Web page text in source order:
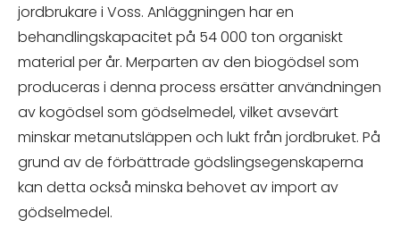
jordbrukare i Voss. Anläggningen har en
behandlingskapacitet på 54 000 ton organiskt
material per år. Merparten av den biogödsel som
produceras i denna process ersätter användningen
av kogödsel som gödselmedel, vilket avsevärt
minskar metanutsläppen och lukt från jordbruket. På
grund av de förbättrade gödslingsegenskaperna
kan detta också minska behovet av import av
gödselmedel.